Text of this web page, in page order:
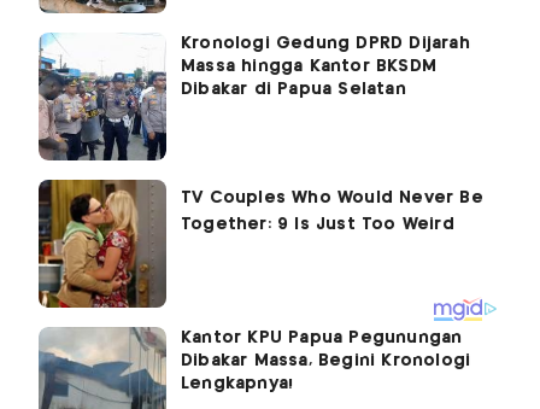
Kronologi Gedung DPRD Dijarah
Massa hingga Kantor BKSDM
Dibakar di Papua Selatan
Kantor KPU Papua Pegunungan
Dibakar Massa, Begini Kronologi
Lengkapnya!